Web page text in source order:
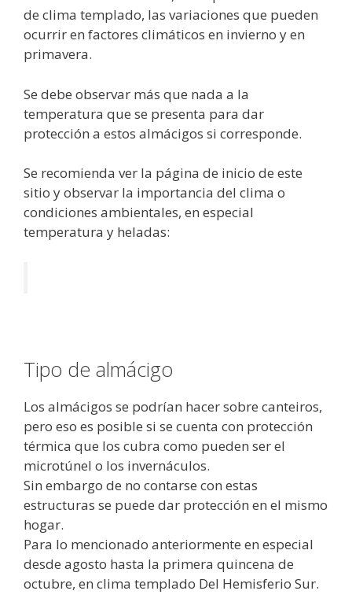
de clima templado, las variaciones que pueden
ocurrir en factores climáticos en invierno y en
primavera.
Se debe observar más que nada a la
temperatura que se presenta para dar
protección a estos almácigos si corresponde.
Se recomienda ver la página de inicio de este
sitio y observar la importancia del clima o
condiciones ambientales, en especial
temperatura y heladas:
Tipo de almácigo
Los almácigos se podrían hacer sobre canteiros,
pero eso es posible si se cuenta con protección
térmica que los cubra como pueden ser el
microtúnel o los invernáculos.
Sin embargo de no contarse con estas
estructuras se puede dar protección en el mismo
hogar.
Para lo mencionado anteriormente en especial
desde agosto hasta la primera quincena de
octubre, en clima templado Del Hemisferio Sur.